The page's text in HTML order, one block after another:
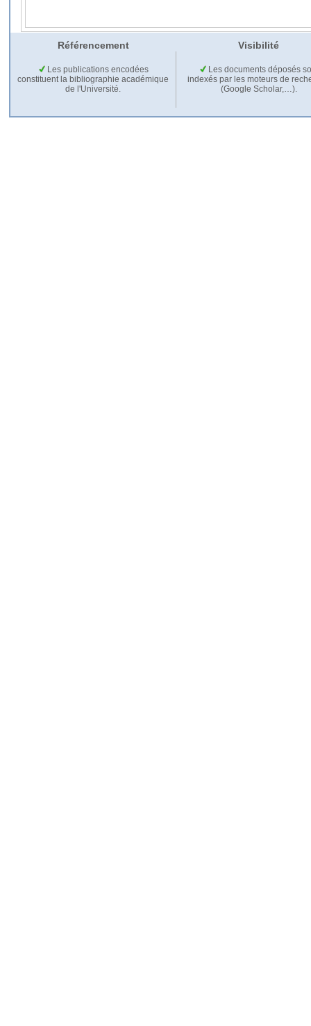
Référencement Visibilité
Les publications encodées
constituent la bibliographie académique
de l'Université.
Les documents déposés
indexés par les moteurs de
(Google Scholar,…).